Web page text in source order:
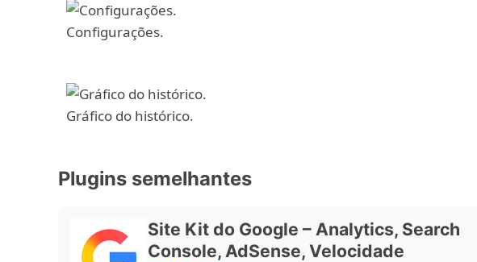
Configurações.
Gráfico do histórico.
Plugins semelhantes
Site Kit do Google – Analytics, Search
Console, AdSense, Velocidade